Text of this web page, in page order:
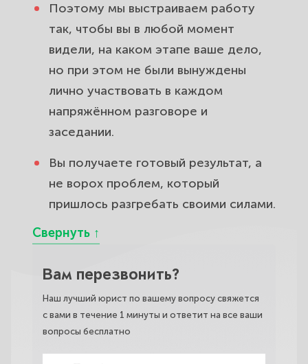
Поэтому мы выстраиваем работу
так, чтобы вы в любой момент
видели, на каком этапе ваше дело,
но при этом не были вынуждены
лично участвовать в каждом
напряжённом разговоре и
заседании.
Вы получаете готовый результат, а
не ворох проблем, который
пришлось разгребать своими силами.
Вам перезвонить?
Наш лучший юрист по вашему вопросу свяжется
с вами в течение 1 минуты и ответит на все ваши
вопросы бесплатно